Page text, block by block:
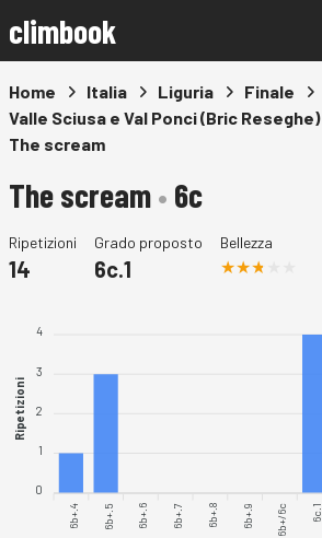
climbook
Home Italia Liguria
Finale
Valle Sciusa e Val Ponci (Bric Reseghe)
The scream
The scream• 6c
Ripetizioni
14
Grado proposto
6c.1
Bellezza
4
3
2
1
0
Ripetizioni
6b+.4 6b+.5 6b+.6 6b+.7 6b+.8 6b+.9 6b+/6c 6c.1